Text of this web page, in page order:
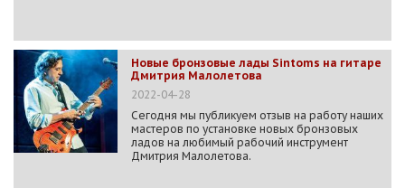
Новые бронзовые лады Sintoms на гитаре
Дмитрия Малолетова
2022-04-28
Сегодня мы публикуем отзыв на работу наших
мастеров по установке новых бронзовых
ладов на любимый рабочий инструмент
Дмитрия Малолетова.